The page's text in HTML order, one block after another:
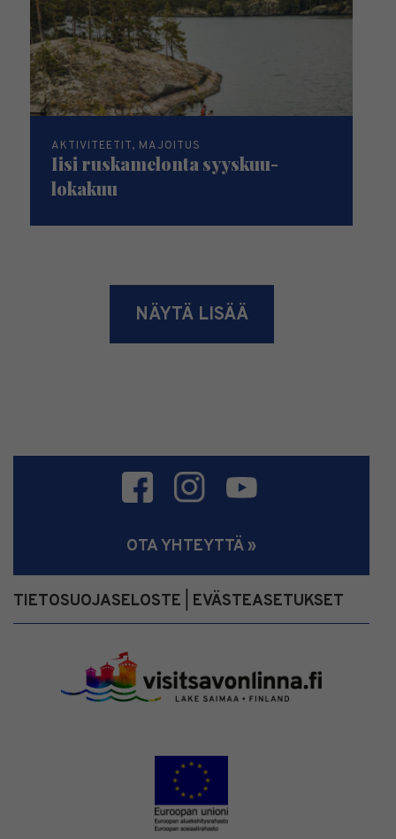
AKTIVITEETIT, MAJOITUS
Iisi ruskamelonta syyskuu-
lokakuu
NÄYTÄ LISÄÄ
OTA YHTEYTTÄ »
TIETOSUOJASELOSTE EVÄSTEASETUKSET